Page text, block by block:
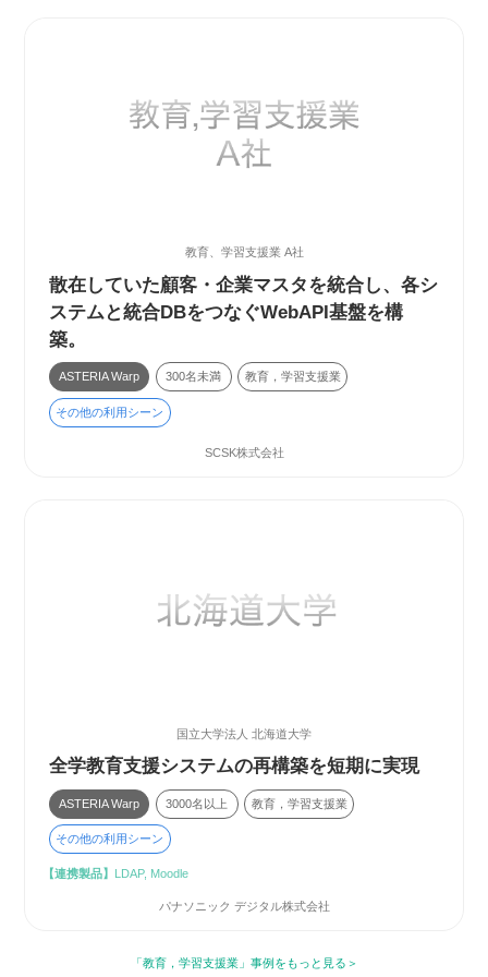
教育、学習支援業 A社
散在していた顧客・企業マスタを統合し、各シ
ステムと統合DBをつなぐWebAPI基盤を構
築。
ASTERIA Warp 300名未満 教育，学習支援業
その他の利用シーン
SCSK株式会社
国立大学法人 北海道大学
全学教育支援システムの再構築を短期に実現
ASTERIA Warp 3000名以上 教育，学習支援業
その他の利用シーン
【連携製品】 LDAP, Moodle
パナソニック デジタル株式会社
「教育，学習支援業」事例をもっと見る